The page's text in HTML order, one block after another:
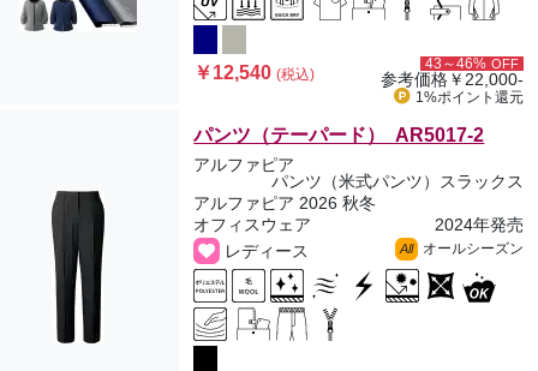
￥12,540(税込)
43～46% OFF
参考価格￥22,000-
1%ポイント 還元
パンツ（テーパード） AR5017-2
アルファピア
パンツ（米式パンツ）スラックス
アルファピア 2026 秋冬
オフィスウェア
2024年発売
レディース
All オールシーズン